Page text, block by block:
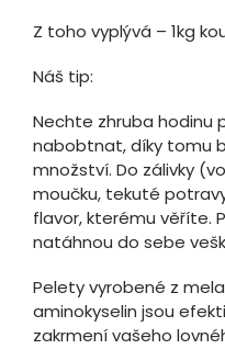
Z toho vyplývá – 1kg
Náš tip:
Nechte zhruba hodinu
nabobtnat, díky tomu
množství. Do zálivky
moučku, tekuté
flavor, kterému věříte.
natáhnou do sebe
Pelety vyrobené z
aminokyselin jsou
zakrmení vašeho